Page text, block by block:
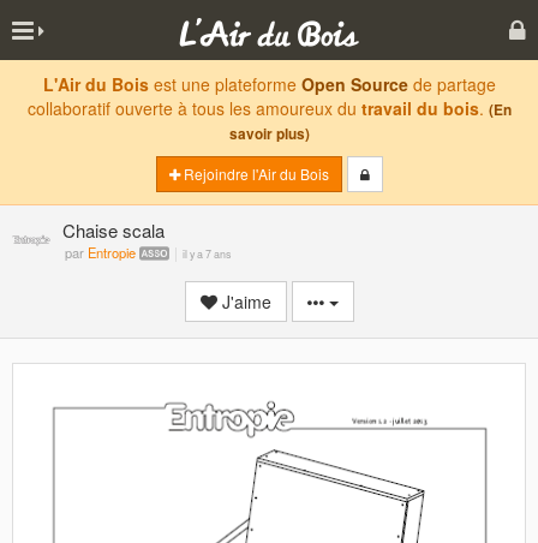
L'Air du Boisest une plateforme Open Sourcede partage
collaboratif ouverte à tous les amoureux du travail du bois. (En
savoir plus)
Rejoindre l'Air du Bois
Chaise scala
par Entropie il y a 7 ans
J'aime